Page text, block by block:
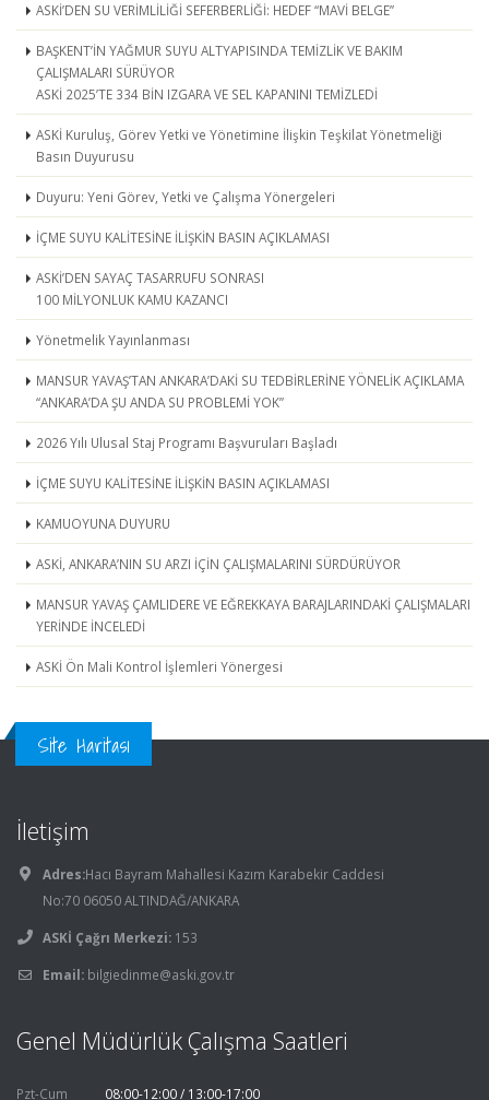
ASKİ’DEN SU VERİMLİLİĞİ SEFERBERLİĞİ: HEDEF “MAVİ BELGE”
BAŞKENT’İN YAĞMUR SUYU ALTYAPISINDA TEMİZLİK VE BAKIM
ÇALIŞMALARI SÜRÜYOR
ASKİ 2025’TE 334 BİN IZGARA VE SEL KAPANINI TEMİZLEDİ
ASKİ Kuruluş, Görev Yetki ve Yönetimine İlişkin Teşkilat Yönetmeliği
Basın Duyurusu
Duyuru: Yeni Görev, Yetki ve Çalışma Yönergeleri
İÇME SUYU KALİTESİNE İLİŞKİN BASIN AÇIKLAMASI
ASKİ’DEN SAYAÇ TASARRUFU SONRASI
100 MİLYONLUK KAMU KAZANCI
Yönetmelik Yayınlanması
MANSUR YAVAŞ’TAN ANKARA’DAKİ SU TEDBİRLERİNE YÖNELİK AÇIKLAMA
“ANKARA’DA ŞU ANDA SU PROBLEMİ YOK”
2026 Yılı Ulusal Staj Programı Başvuruları Başladı
İÇME SUYU KALİTESİNE İLİŞKİN BASIN AÇIKLAMASI
KAMUOYUNA DUYURU
ASKİ, ANKARA’NIN SU ARZI İÇİN ÇALIŞMALARINI SÜRDÜRÜYOR
MANSUR YAVAŞ ÇAMLIDERE VE EĞREKKAYA BARAJLARINDAKİ ÇALIŞMALARI
YERİNDE İNCELEDİ
ASKİ Ön Mali Kontrol İşlemleri Yönergesi
Site Haritası
İletişim
Adres:Hacı Bayram Mahallesi Kazım Karabekir Caddesi
No:70 06050 ALTINDAĞ/ANKARA
ASKİ Çağrı Merkezi: 153
Email: bilgiedinme@aski.gov.tr
Genel Müdürlük Çalışma Saatleri
Pzt-Cum 08:00-12:00 / 13:00-17:00